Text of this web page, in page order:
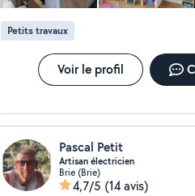
Petits travaux
Voir le profil
Pascal Petit
Artisan électricien
Brie (Brie)
4,7/5 (14 avis)